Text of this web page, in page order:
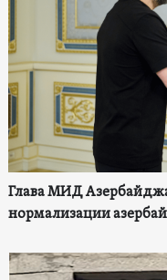
Глава МИД
нормализации